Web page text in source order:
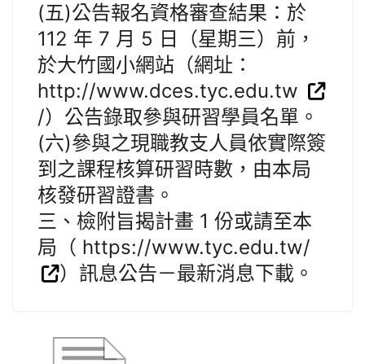
(五)公告報名資格審查結果：於
112 年 7 月 5 日（星期三）前，
於大竹國小網站（網址：
http://www.dces.tyc.edu.tw
/）公告錄取參與研習學員名單。
(六)參與之現職教支人員依實際簽
到之課程核算研習時數，由本局
核發研習證書。
三、檢附旨揭計畫 1 份或請至本
局（ https://www.tyc.edu.tw/
）訊息公告－最新消息下載。